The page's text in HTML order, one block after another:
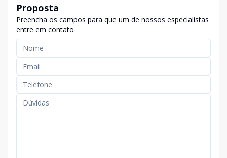
Proposta
Preencha os campos para que um de nossos especialistas
entre em contato